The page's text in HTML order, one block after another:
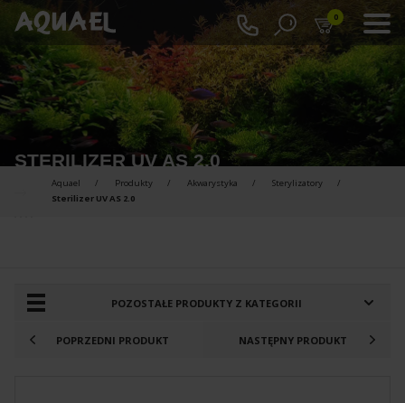
0
STERILIZER UV AS 2.0
Aquael Produkty Akwarystyka
Sterylizatory
Sterilizer UV AS 2.0
PRODUKTY DO PORÓWNANIA :
POZOSTAŁE PRODUKTY Z KATEGORII
POPRZEDNI PRODUKT NASTĘPNY PRODUKT